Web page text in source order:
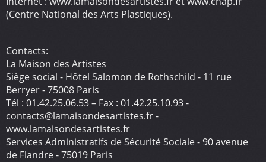
(Centre National des Arts Plastiques).
Contacts:
La Maison des Artistes
Siège social - Hôtel Salomon de Rothschild - 11 rue
Berryer - 75008 Paris
Tél : 01.42.25.06.53 – Fax : 01.42.25.10.93 -
contacts@lamaisondesartistes.fr -
www.lamaisondesartistes.fr
Services Administratifs de Sécurité Sociale - 90 avenue
de Flandre - 75019 Paris